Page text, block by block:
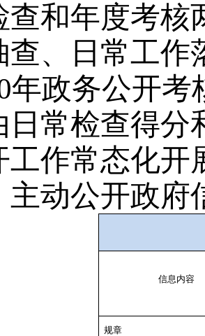
查和年度考
查、日常工
年政务公开考
日常检查得分
工作常态化开
主动公开政府
信息内容
规章